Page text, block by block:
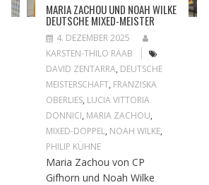
MARIA ZACHOU UND NOAH WILKE
DEUTSCHE MIXED-MEISTER
4. DEZEMBER 2025
KARSTEN-THILO RAAB
DAVID ZENTARRA, DEUTSCHE
MEISTERSCHAFT, FRANZISKA
OBERLIES, LUCIA VITTORIA
DONNICI, MARIA ZACHOU,
MIXED-DOPPEL, NOAH WILKE,
PHILIP KÜHNE
Maria Zachou von CP
Gifhorn und Noah Wilke